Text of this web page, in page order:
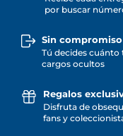
por buscar
Sin
Tú decides cuánto
cargos ocultos
Regalos
Disfruta de
fans y